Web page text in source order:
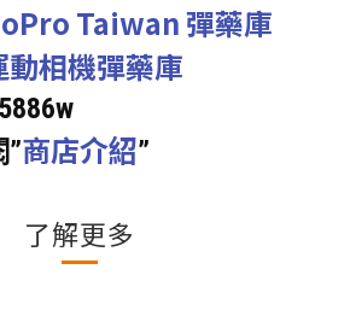
Taiwan 彈藥庫
動相機彈藥庫
商店介紹”
了解更多